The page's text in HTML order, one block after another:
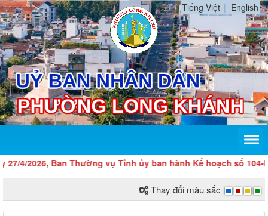
Tiếng Việt English
2026, Ban Thường vụ Tỉnh ủy ban hành Kế hoạch số 104-
Thay đổi màu sắc